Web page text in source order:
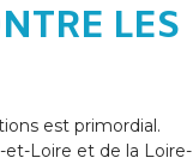
LES
est primordial.
Loire et de la Loire-